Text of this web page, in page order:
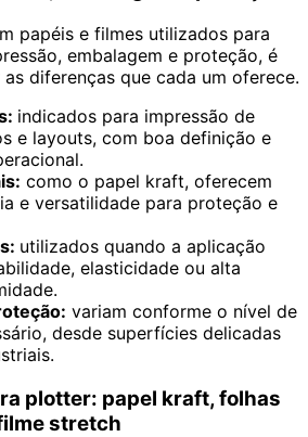
papéis e filmes utilizados para
embalagem e proteção, é
diferenças que cada um oferece.
indicados para impressão de
e layouts, com boa definição e
como o papel kraft, oferecem
e versatilidade para proteção e
utilizados quando a aplicação
elasticidade ou alta
variam conforme o nível de
desde superfícies delicadas
plotter: papel kraft, folhas
stretch